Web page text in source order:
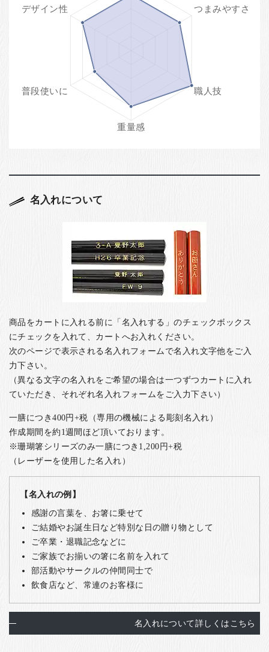
名入れについて
商品をカートに入れる前に「名入れする」のチェックボックス
にチェックを入れて、カートへお入れください。
次のページで表示される名入れフォームで名入れ文字他をご入
力下さい。
（異なる文字の名入れをご希望の場合は一つずつカートに入れ
ていただき、それぞれ名入れフォームをご入力下さい）
一膳につき400円+税（専用の機械による彫刻名入れ）
作成期間を約1週間ほど頂いております。
※珊瑚箸シリーズのみ一膳につき1,200円+税
（レーザーを使用した名入れ）
【名入れの例】
感謝の言葉を、お箸に乗せて
ご結婚やお誕生日など特別な日の贈り物として
ご卒業・退職記念などに
ご家族でお揃いの箸に名前を入れて
部活動やサークルの仲間同士で
飲食店など、常連のお客様に
名入れについて詳しくはこちら